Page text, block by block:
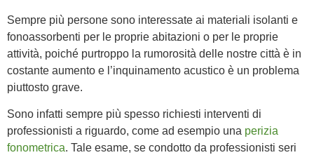
Sempre più persone sono interessate ai materiali isolanti e
fonoassorbenti per le proprie abitazioni o per le proprie
attività, poiché purtroppo la rumorosità delle nostre città è in
costante aumento e l’inquinamento acustico è un problema
piuttosto grave.
Sono infatti sempre più spesso richiesti interventi di
professionisti a riguardo, come ad esempio una perizia
fonometrica. Tale esame, se condotto da professionisti seri